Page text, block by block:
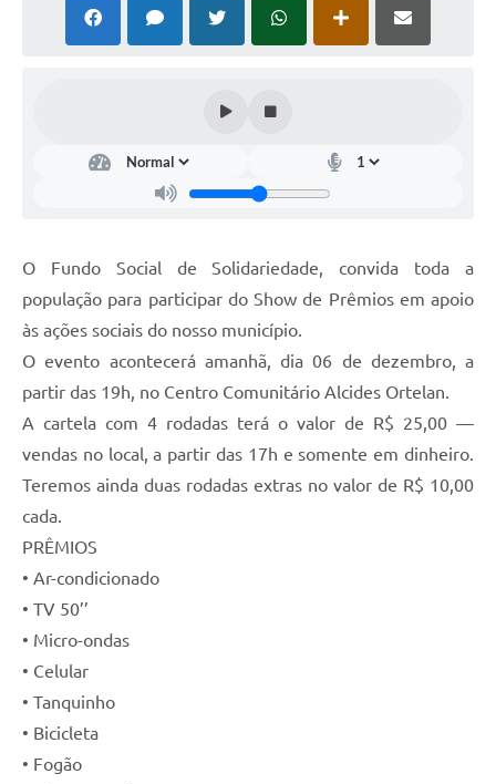
O Fundo Social de Solidariedade, convida toda a
população para participar do Show de Prêmios em apoio
às ações sociais do nosso município.
O evento acontecerá amanhã, dia 06 de dezembro, a
partir das 19h, no Centro Comunitário Alcides Ortelan.
A cartela com 4 rodadas terá o valor de R$ 25,00 —
vendas no local, a partir das 17h e somente em dinheiro.
Teremos ainda duas rodadas extras no valor de R$ 10,00
cada.
PRÊMIOS
• Ar-condicionado
• TV 50’’
• Micro-ondas
• Celular
• Tanquinho
• Bicicleta
• Fogão